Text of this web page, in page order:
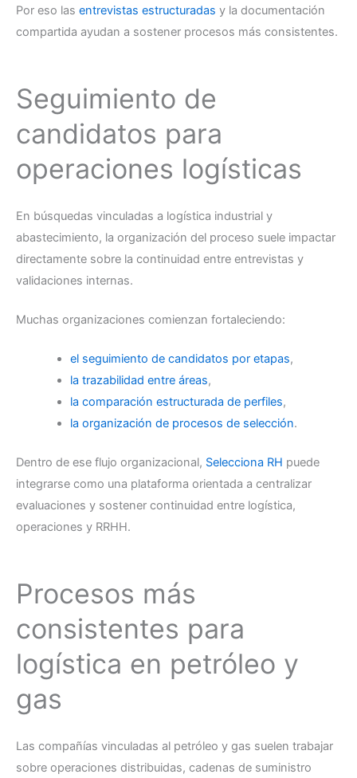
Por eso las entrevistas estructuradas y la documentación
compartida ayudan a sostener procesos más consistentes.
Seguimiento de
candidatos para
operaciones logísticas
En búsquedas vinculadas a logística industrial y
abastecimiento, la organización del proceso suele impactar
directamente sobre la continuidad entre entrevistas y
validaciones internas.
Muchas organizaciones comienzan fortaleciendo:
el seguimiento de candidatos por etapas,
la trazabilidad entre áreas,
la comparación estructurada de perfiles,
la organización de procesos de selección.
Dentro de ese flujo organizacional, Selecciona RH puede
integrarse como una plataforma orientada a centralizar
evaluaciones y sostener continuidad entre logística,
operaciones y RRHH.
Procesos más
consistentes para
logística en petróleo y
gas
Las compañías vinculadas al petróleo y gas suelen trabajar
sobre operaciones distribuidas, cadenas de suministro